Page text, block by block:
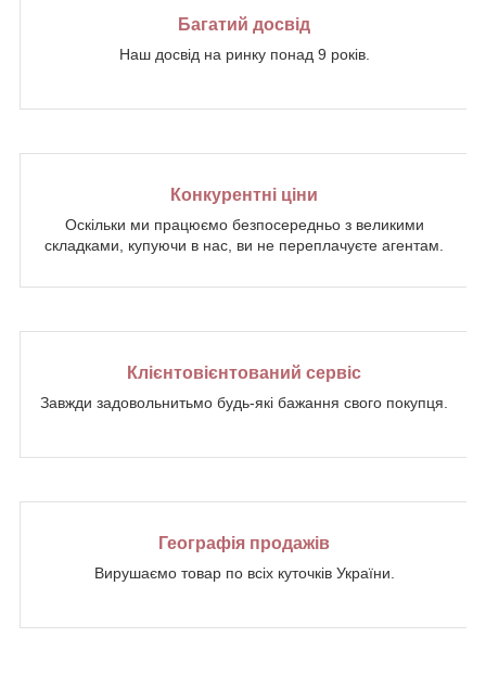
Багатий досвід
Наш досвід на ринку понад 9 років.
Конкурентні ціни
Оскільки ми працюємо безпосередньо з великими
складками, купуючи в нас, ви не переплачуєте агентам.
Клієнтовієнтований сервіс
Завжди задовольнитьмо будь-які бажання свого покупця.
Географія продажів
Вирушаємо товар по всіх куточків України.